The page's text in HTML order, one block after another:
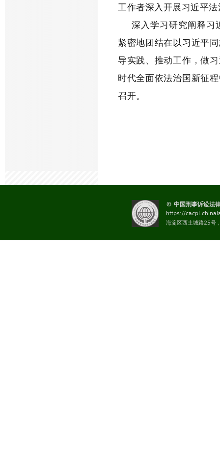
工作者深入开展习近平
深入学习研究阐释习
紧密地团结在以习近平
导实践、推动工作，做
时代全面依法治国新征
召开。
© 中国刑事诉讼法
https://
海淀区西土城路25号